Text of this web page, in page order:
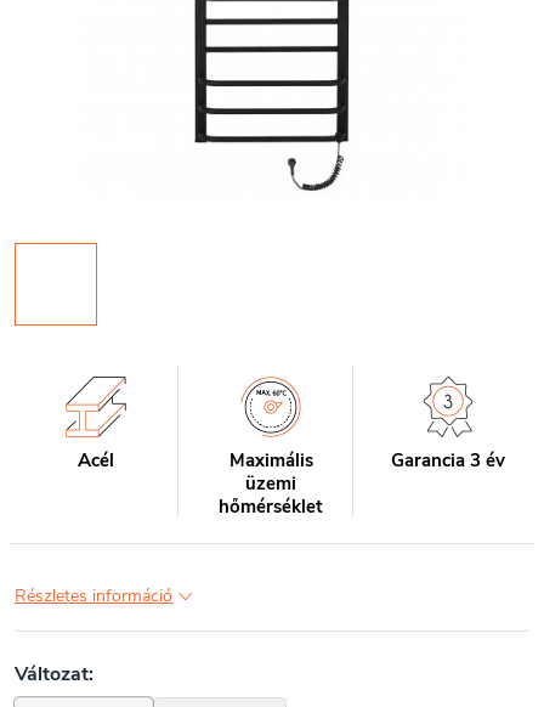
Acél
Maximális
üzemi
hőmérséklet
Garancia 3 év
Részletes információ